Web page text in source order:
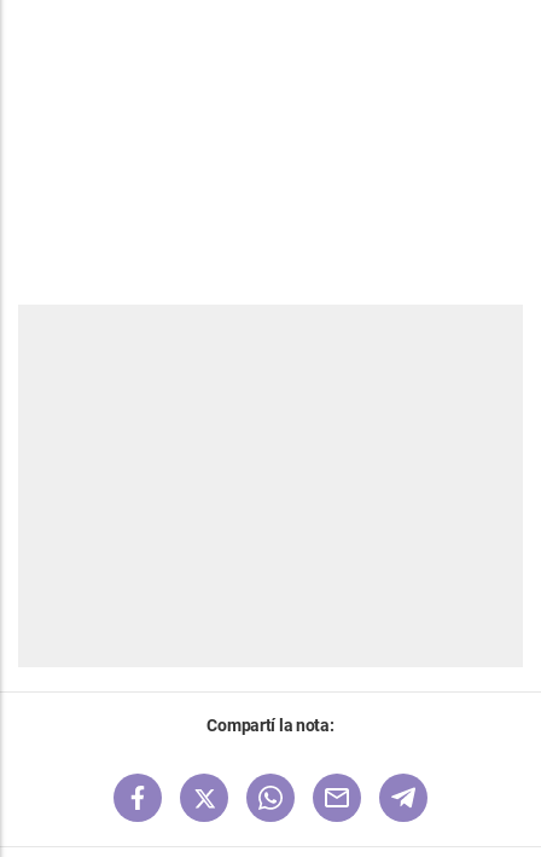
Compartí la nota: